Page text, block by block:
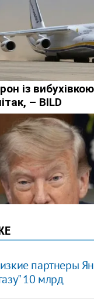
партнеры
10 млрд